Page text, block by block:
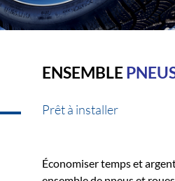
ENSEMBLE
Prêt à installer
Économiser temps et